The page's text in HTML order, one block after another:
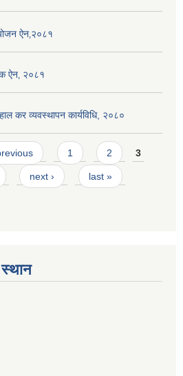
ऐन‚२०८१
ऐन‚ २०८१
कर व्यवस्थापन कार्यविधि, २०८०
1 2 3
next › last »